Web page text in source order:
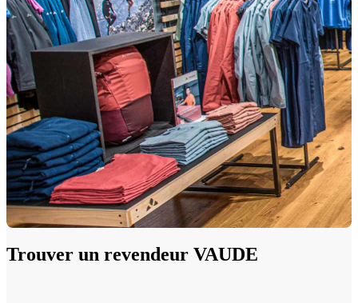
Trouver un revendeur VAUDE